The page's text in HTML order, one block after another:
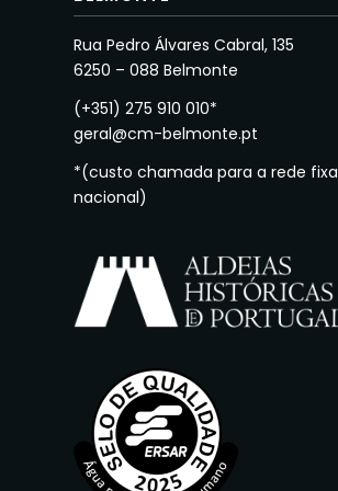
Rua Pedro Álvares Cabral, 135
6250 – 088 Belmonte
(+351) 275 910 010*
geral@cm-belmonte.pt
*(custo chamada para a rede fixa
nacional)